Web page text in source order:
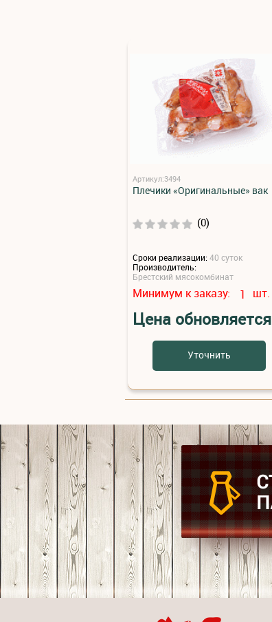
Артикул:3494
Плечики «Оригинальные» вак
(0)
Сроки реализации:40 суток
Производитель:
Брестский мясокомбинат
Минимум к заказу: 1 шт.
Цена обновляется
Уточнить